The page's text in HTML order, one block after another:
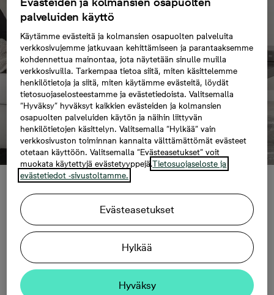
Inspiraatio
Kaipaatko ideoita sisustamiseen ja vinkkejä
asumiseen? Nämä sivut on tehty sinua varten.
Sukella uusien ideoiden inspiroivaan
maailmaan.
palveluiden käyttö
Käytämme evästeitä ja kolmansien osapuolten palveluita
verkkosivujemme jatkuvaan kehittämiseen ja parantaaksemme
kohdennettua mainontaa, jota näytetään sinulle muilla
verkkosivuilla. Tarkempaa tietoa siitä, miten käsittelemme
henkilötietoja ja siitä, miten käytämme evästeitä, löydät
tietosuojaselosteestamme ja evästetiedoista. Valitsemalla
“Hyväksy” hyväksyt kaikkien evästeiden ja kolmansien
osapuolten palveluiden käytön ja näihin liittyvän
henkilötietojen käsittelyn. Valitsemalla “Hylkää” vain
verkkosivuston toiminnan kannalta välttämättömät evästeet
otetaan käyttöön. Valitsemalla “Evästeasetukset” voit
muokata käytettyjä evästetyyppejä.Tietosuojaseloste ja
evästetiedot -sivustoltamme.
Evästeasetukset
Hylkää
Hyväksy